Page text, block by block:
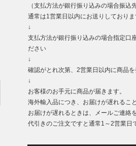
（支払方法が銀行振り込みの場合振込
通常は1営業日以内にお送りしておりま
↓
支払方法が銀行振り込みの場合指定口
ださい
↓
確認がとれ次第、2営業日以内に商品
↓
お客様のお手元に商品が届きます。
海外輸入品につき、お届けが遅れるこ
お届けが遅れるときは、メールご連絡
代引きのご注文ですと通常1～2営業日